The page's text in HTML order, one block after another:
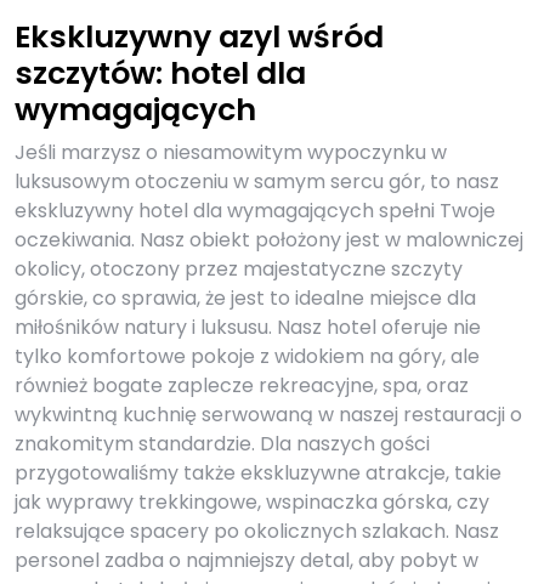
Ekskluzywny azyl wśród
szczytów: hotel dla
wymagających
Jeśli marzysz o niesamowitym wypoczynku w
luksusowym otoczeniu w samym sercu gór, to nasz
ekskluzywny hotel dla wymagających spełni Twoje
oczekiwania. Nasz obiekt położony jest w malowniczej
okolicy, otoczony przez majestatyczne szczyty
górskie, co sprawia, że jest to idealne miejsce dla
miłośników natury i luksusu. Nasz hotel oferuje nie
tylko komfortowe pokoje z widokiem na góry, ale
również bogate zaplecze rekreacyjne, spa, oraz
wykwintną kuchnię serwowaną w naszej restauracji o
znakomitym standardzie. Dla naszych gości
przygotowaliśmy także ekskluzywne atrakcje, takie
jak wyprawy trekkingowe, wspinaczka górska, czy
relaksujące spacery po okolicznych szlakach. Nasz
personel zadba o najmniejszy detal, aby pobyt w